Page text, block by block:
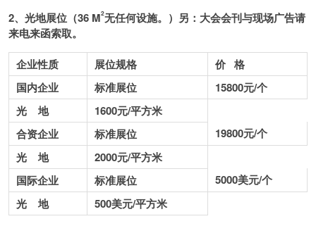
2、光地展位（36 M2无任何设施。）另：大会会刊与现场广告请
来电来函索取。
企业性质
展位规格
价 格
国内企业
标准展位
15800元/个
光 地
1600元/平方米
合资企业
标准展位
19800元/个
光 地
2000元/平方米
国际企业
标准展位
5000美元/个
光 地
500美元/平方米